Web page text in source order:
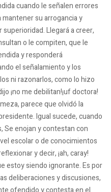
cuando le señalen errores
su arrogancia y
Llegará a creer,
o le compiten, que le
y responderá
el señalamiento y los
ni razonarlos, como lo hizo
¡no me debilitan!¡uf doctora!
parece que olvidó la
Igual sucede, cuando
Se enojan y contestan con
escolar o de conocimientos
y decir, ¡ah, caray!
estoy siendo ignorante. Es por
deliberaciones y discusiones,